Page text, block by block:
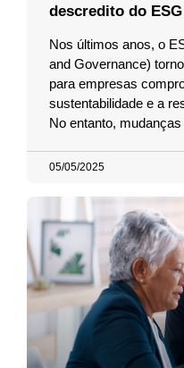
descredito do ESG
Nos últimos anos, o
and Governance)
para empresas
sustentabilidade e a
No entanto,
05/05/2025